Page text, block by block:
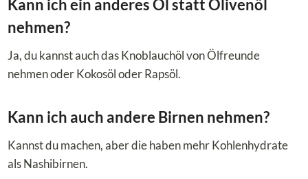
Kann ich ein anderes Öl statt Olivenöl
nehmen?
Ja, du kannst auch das Knoblauchöl von Ölfreunde
nehmen oder Kokosöl oder Rapsöl.
Kann ich auch andere Birnen nehmen?
Kannst du machen, aber die haben mehr Kohlenhydrate
als Nashibirnen.